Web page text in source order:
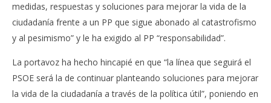
medidas, respuestas y soluciones para mejorar la vida de la
ciudadanía frente a un PP que sigue abonado al catastrofismo
y al pesimismo” y le ha exigido al PP “responsabilidad”.
La portavoz ha hecho hincapié en que “la línea que seguirá el
PSOE será la de continuar planteando soluciones para mejorar
la vida de la ciudadanía a través de la política útil”, poniendo en